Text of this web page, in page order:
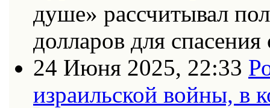
душе» рассчитывал
долларов для спасения
24 Июня 2025, 22:33
израильской войны, в